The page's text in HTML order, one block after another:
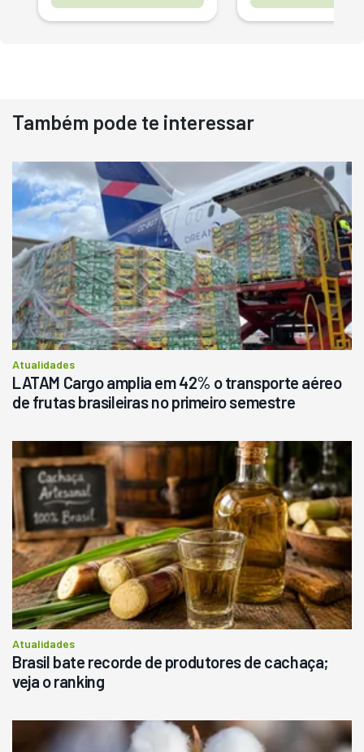
Também pode te interessar
Atualidades
LATAM Cargo amplia em 42% o transporte aéreo
de frutas brasileiras no primeiro semestre
Atualidades
Brasil bate recorde de produtores de cachaça;
veja o ranking